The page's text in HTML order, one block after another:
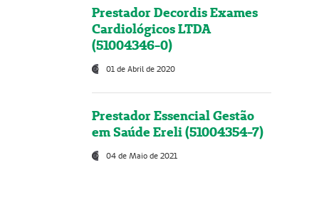
Prestador Decordis Exames
Cardiológicos LTDA
(51004346-0)
01 de Abril de 2020
Prestador Essencial Gestão
em Saúde Ereli (51004354-7)
04 de Maio de 2021